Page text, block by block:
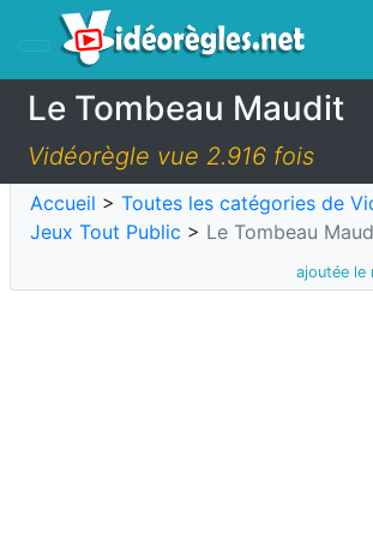
Le Tombeau Maudit
Vidéorègle vue 2.916 fois
Accueil > Toutes les catégories de
Jeux Tout Public > Le Tombeau
ajoutée le